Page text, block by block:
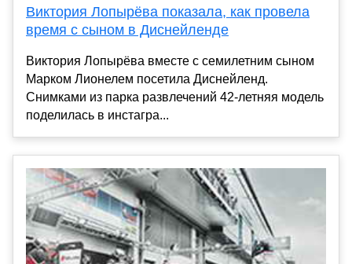
Виктория Лопырёва показала, как провела
время с сыном в Диснейленде
Виктория Лопырёва вместе с семилетним сыном
Марком Лионелем посетила Диснейленд.
Снимками из парка развлечений 42-летняя модель
поделилась в инстагра...